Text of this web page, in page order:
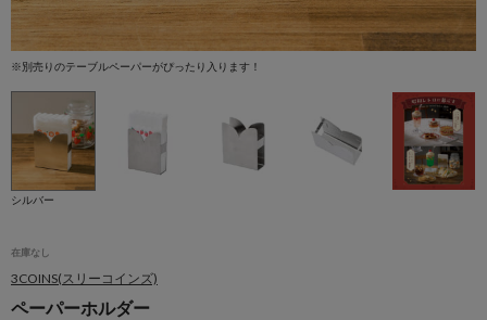
※別売りのテーブルペーパーがぴったり入ります！
シルバー
在庫なし
3COINS(スリーコインズ)
ペーパーホルダー